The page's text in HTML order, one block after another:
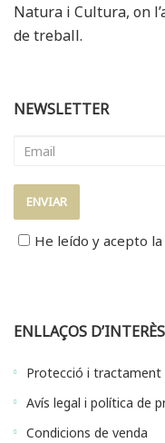
Natura i Cultura, on
de treball.
NEWSLETTER
He leído y acepto la
ENLLAÇOS D’INTERÈS
Protecció i tractament
Avís legal i política de
Condicions de venda